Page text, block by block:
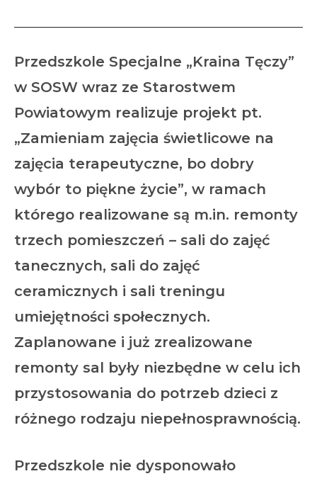
Przedszkole Specjalne „Kraina Tęczy”
w SOSW wraz ze Starostwem
Powiatowym realizuje projekt pt.
„Zamieniam zajęcia świetlicowe na
zajęcia terapeutyczne, bo dobry
wybór to piękne życie”, w ramach
którego realizowane są m.in. remonty
trzech pomieszczeń – sali do zajęć
tanecznych, sali do zajęć
ceramicznych i sali treningu
umiejętności społecznych.
Zaplanowane i już zrealizowane
remonty sal były niezbędne w celu ich
przystosowania do potrzeb dzieci z
różnego rodzaju niepełnosprawnością.
Przedszkole nie dysponowało